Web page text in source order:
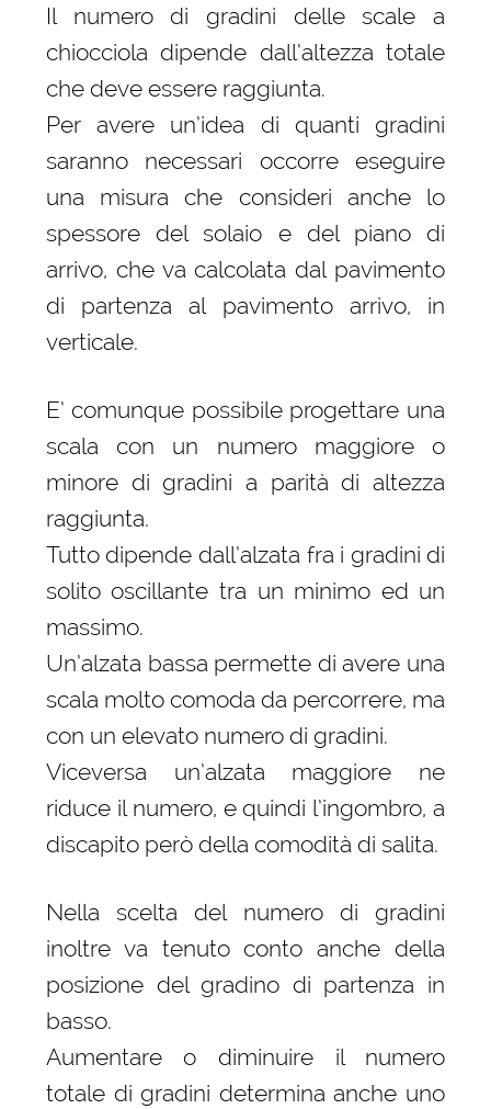
Il numero di gradini delle scale a
chiocciola dipende dall’altezza totale
che deve essere raggiunta.
Per avere un’idea di quanti gradini
saranno necessari occorre eseguire
una misura che consideri anche lo
spessore del solaio e del piano di
arrivo, che va calcolata dal pavimento
di partenza al pavimento arrivo, in
verticale.
E’ comunque possibile progettare una
scala con un numero maggiore o
minore di gradini a parità di altezza
raggiunta.
Tutto dipende dall’alzata fra i gradini di
solito oscillante tra un minimo ed un
massimo.
Un’alzata bassa permette di avere una
scala molto comoda da percorrere, ma
con un elevato numero di gradini.
Viceversa un’alzata maggiore ne
riduce il numero, e quindi l’ingombro, a
discapito però della comodità di salita.
Nella scelta del numero di gradini
inoltre va tenuto conto anche della
posizione del gradino di partenza in
basso.
Aumentare o diminuire il numero
totale di gradini determina anche uno